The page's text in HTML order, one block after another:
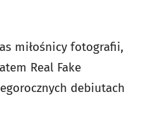
miłośnicy fotografii,
Real Fake
debiutach